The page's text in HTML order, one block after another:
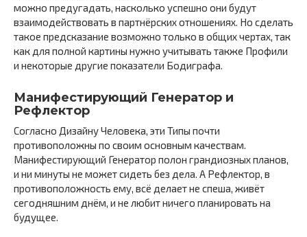
можно предугадать, насколько успешно они будут
взаимодействовать в партнёрских отношениях. Но сделать
такое предсказание возможно только в общих чертах, так
как для полной картины нужно учитывать также Профили
и некоторые другие показатели Бодиграфа.
Манифестирующий Генератор и
Рефлектор
Согласно Дизайну Человека, эти Типы почти
противоположны по своим основным качествам.
Манифестирующий Генератор полон грандиозных планов,
и ни минуты не может сидеть без дела. А Рефлектор, в
противоположность ему, всё делает не спеша, живёт
сегодняшним днём, и не любит ничего планировать на
будущее.